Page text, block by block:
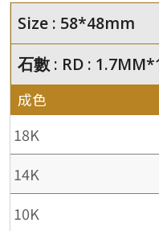
Size : 58*48mm
石數 : RD :
成色
18K
14K
10K